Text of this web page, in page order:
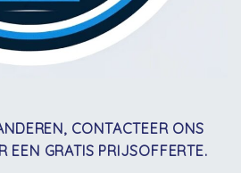
CONTACTEER ONS
GRATIS PRIJSOFFERTE.